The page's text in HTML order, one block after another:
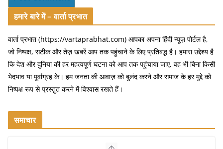
हमारे बारे में – वार्ता प्रभात
वार्ता प्रभात (https://vartaprabhat.com) आपका अपना हिंदी न्यूज़ पोर्टल है,
जो निष्पक्ष, सटीक और तेज़ खबरें आप तक पहुंचाने के लिए प्रतिबद्ध है। हमारा उद्देश्य है
कि देश और दुनिया की हर महत्वपूर्ण घटना को आप तक पहुंचाया जाए, वह भी बिना किसी
भेदभाव या पूर्वाग्रह के। हम जनता की आवाज़ को बुलंद करने और समाज के हर मुद्दे को
निष्पक्ष रूप से प्रस्तुत करने में विश्वास रखते हैं।
समाचार